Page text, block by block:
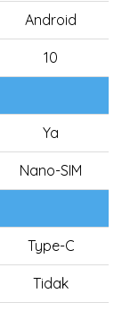
Android
10
Ya
Nano-SIM
Type-C
Tidak